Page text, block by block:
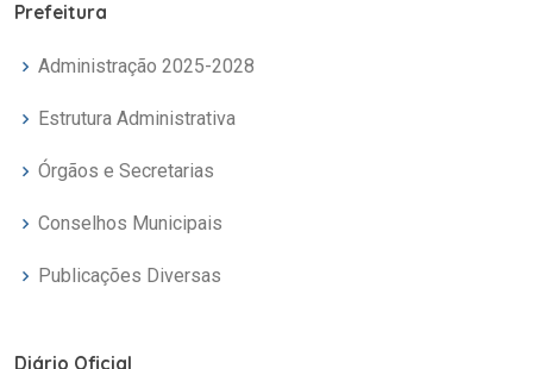
Prefeitura
Administração 2025-2028
Estrutura Administrativa
Órgãos e Secretarias
Conselhos Municipais
Publicações Diversas
Diário Oficial